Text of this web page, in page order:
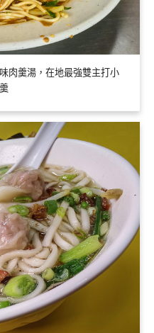
肉羹湯，在地最強雙主打小